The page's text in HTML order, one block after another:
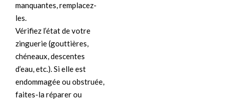
manquantes, remplacez-
les.
Vérifiez l’état de votre
zinguerie (gouttières,
chéneaux, descentes
d’eau, etc.). Si elle est
endommagée ou obstruée,
faites-la réparer ou